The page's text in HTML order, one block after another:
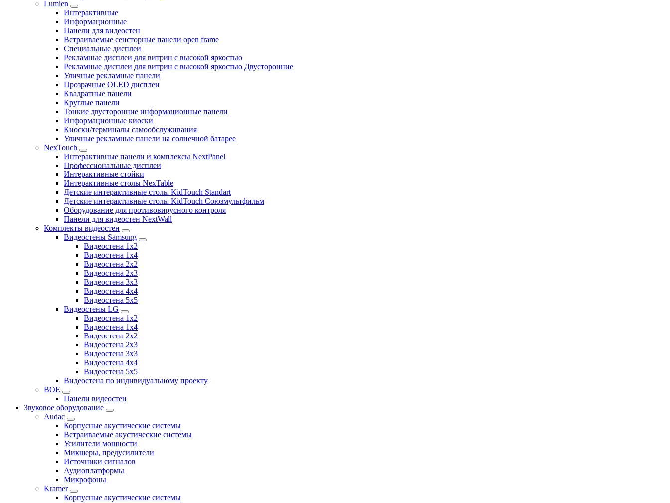
Lumien
Интерактивные
Информационные
Панели для видеостен
Встраиваемые сенсторные панели open frame
Специальные дисплеи
Рекламные дисплеи для витрин с высокой яркостью
Рекламные дисплеи для витрин с высокой яркостью Двусторонние
Уличные рекламные панели
Прозрачные OLED дисплеи
Квадратные панели
Круглые панели
Тонкие двусторонние информационные панели
Информационные киоски
Киоски/терминалы самообслуживания
Уличные рекламные панели на солнечной батарее
NexTouch
Интерактивные панели и комплексы NextPanel
Профессиональные дисплеи
Интерактивные стойки
Интерактивные столы NexTable
Детские интерактивные столы KidTouch Standart
Детские интерактивные столы KidTouch Союзмультфильм
Оборудование для противовирусного контроля
Панели для видеостен NextWall
Комплекты видеостен
Видеостены Samsung
Видеостена 1x2
Видеостена 1x4
Видеостена 2x2
Видеостена 2х3
Видеостена 3x3
Видеостена 4x4
Видеостена 5x5
Видеостены LG
Видеостена 1x2
Видеостена 1x4
Видеостена 2x2
Видеостена 2x3
Видеостена 3x3
Видеостена 4x4
Видеостена 5x5
Видеостена по индивидуальному проекту
BOE
Панели видеостен
Звуковое оборудование
Audac
Корпусные акустические системы
Встраиваемые акустические системы
Усилители мощности
Микшеры, предусилители
Источники сигналов
Аудиоплатформы
Микрофоны
Kramer
Корпусные акустические системы